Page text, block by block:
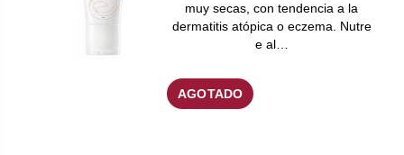
muy secas, con tendencia a la
dermatitis atópica o eczema. Nutre
e al…
AGOTADO